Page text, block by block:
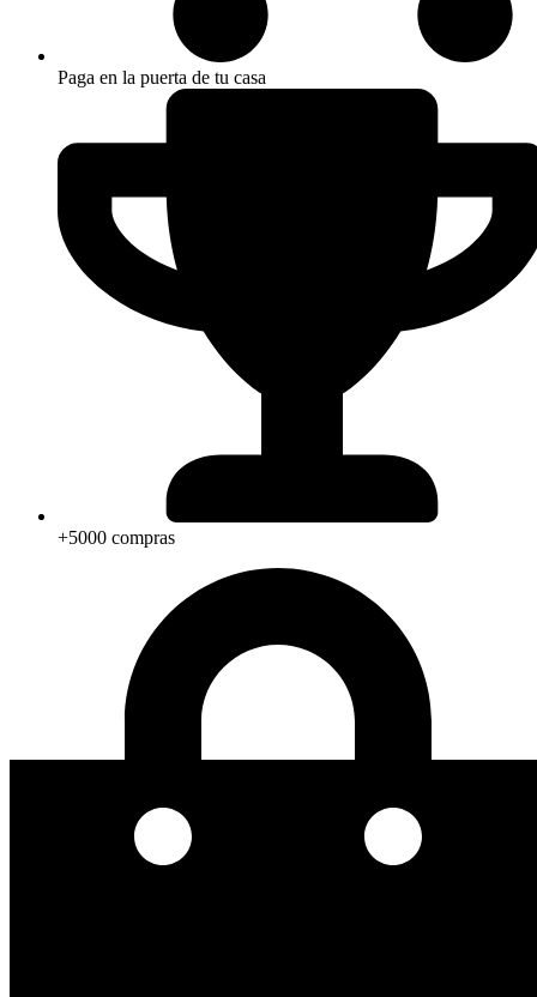
Paga en la puerta de tu casa
+5000 compras